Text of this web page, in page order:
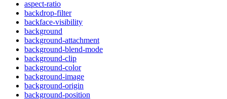
aspect-ratio
backdrop-filter
backface-visibility
background
background-attachment
background-blend-mode
background-clip
background-color
background-image
background-origin
background-position